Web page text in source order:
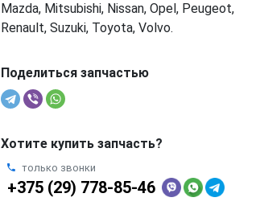
Mazda, Mitsubishi, Nissan, Opel, Peugeot,
Renault, Suzuki, Toyota, Volvo.
Поделиться запчастью
Хотите купить запчасть?
только звонки
+375 (29) 778-85-46